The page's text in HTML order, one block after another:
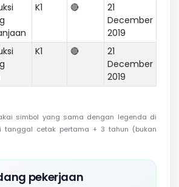
K1 🔴
21
December
2019
K1 🔴
21
December
2019
simbol yang sama dengan legenda di
tanggal cetak pertama + 3 tahun (bukan
pekerjaan